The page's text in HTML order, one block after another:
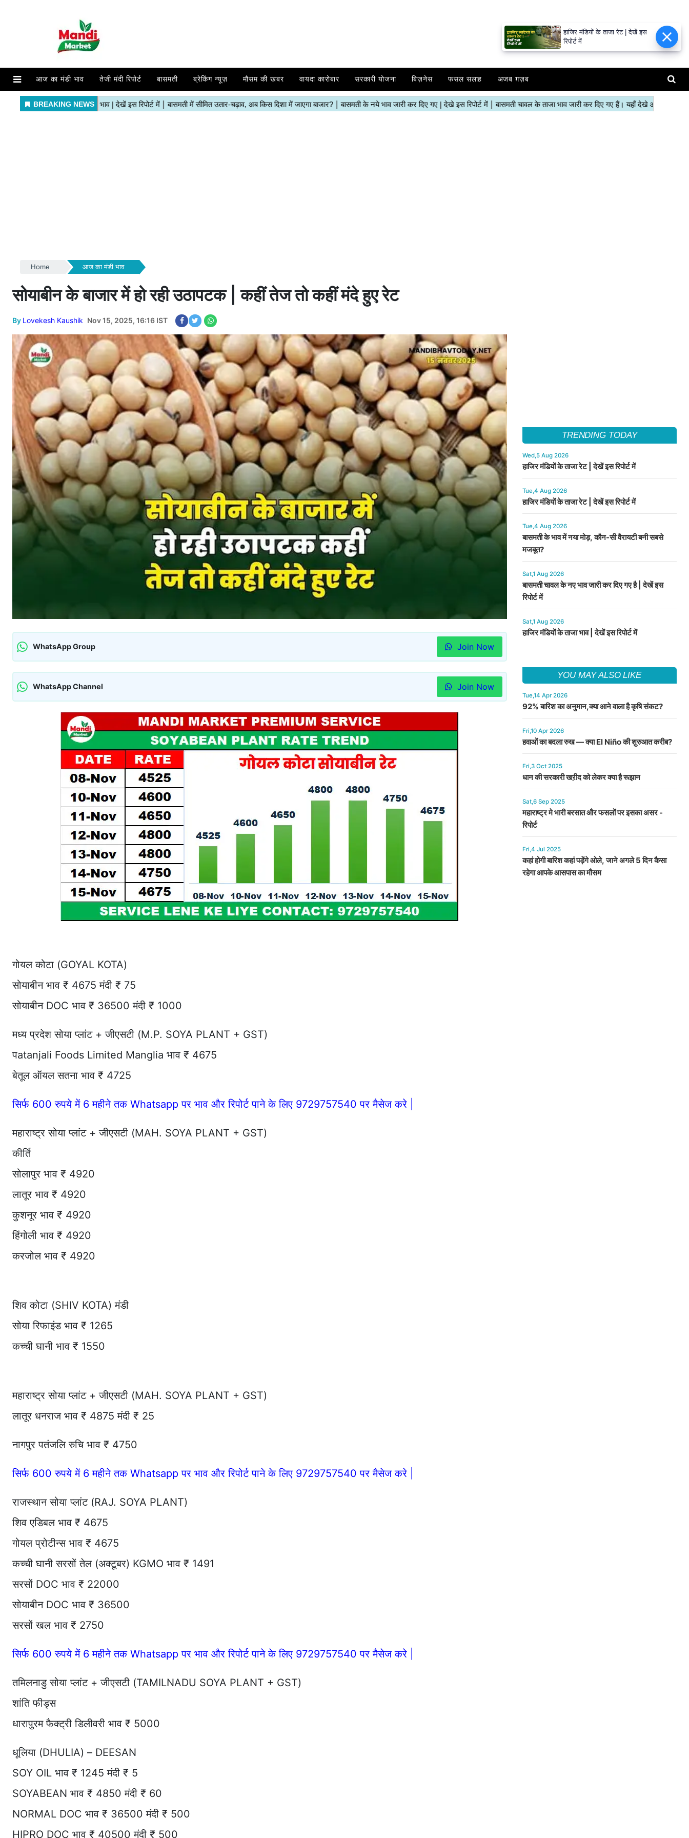
आज का मंडी भाव तेजी मंदी रिपोर्ट बासमती ब्रेकिंग न्यूज़ मौसम की खबर वायदा कारोबार सरकारी योजना बिज़नेस फसल सलाह अजब ग़ज़ब
Home आज का मंडी भाव
सोयाबीन के बाजार में हो रही उठापटक | कहीं तेज तो कहीं मंदे हुए रेट
By Lovekesh Kaushik Nov 15, 2025, 16:16 IST
WhatsApp Group Join Now
WhatsApp Channel Join Now
गोयल कोटा (GOYAL KOTA)
सोयाबीन भाव ₹ 4675 मंदी ₹ 75
सोयाबीन DOC भाव ₹ 36500 मंदी ₹ 1000
मध्य प्रदेश सोया प्लांट + जीएसटी (M.P. SOYA PLANT + GST)
पatanjali Foods Limited Manglia भाव ₹ 4675
बेतूल ऑयल सतना भाव ₹ 4725
सिर्फ 600 रुपये में 6 महीने तक Whatsapp पर भाव और रिपोर्ट पाने के लिए 9729757540 पर मैसेज करे |
महाराष्ट्र सोया प्लांट + जीएसटी (MAH. SOYA PLANT + GST)
कीर्ति
सोलापुर भाव ₹ 4920
लातूर भाव ₹ 4920
कुशनूर भाव ₹ 4920
हिंगोली भाव ₹ 4920
करजोल भाव ₹ 4920
शिव कोटा (SHIV KOTA) मंडी
सोया रिफाइंड भाव ₹ 1265
कच्ची घानी भाव ₹ 1550
महाराष्ट्र सोया प्लांट + जीएसटी (MAH. SOYA PLANT + GST)
लातूर धनराज भाव ₹ 4875 मंदी ₹ 25
नागपुर पतंजलि रुचि भाव ₹ 4750
सिर्फ 600 रुपये में 6 महीने तक Whatsapp पर भाव और रिपोर्ट पाने के लिए 9729757540 पर मैसेज करे |
राजस्थान सोया प्लांट (RAJ. SOYA PLANT)
शिव एडिबल भाव ₹ 4675
गोयल प्रोटीन्स भाव ₹ 4675
कच्ची घानी सरसों तेल (अक्टूबर) KGMO भाव ₹ 1491
सरसों DOC भाव ₹ 22000
सोयाबीन DOC भाव ₹ 36500
सरसों खल भाव ₹ 2750
सिर्फ 600 रुपये में 6 महीने तक Whatsapp पर भाव और रिपोर्ट पाने के लिए 9729757540 पर मैसेज करे |
तमिलनाडु सोया प्लांट + जीएसटी (TAMILNADU SOYA PLANT + GST)
शांति फीड्स
धारापुरम फैक्ट्री डिलीवरी भाव ₹ 5000
धूलिया (DHULIA) – DEESAN
SOY OIL भाव ₹ 1245 मंदी ₹ 5
SOYABEAN भाव ₹ 4850 मंदी ₹ 60
NORMAL DOC भाव ₹ 36500 मंदी ₹ 500
HIPRO DOC भाव ₹ 40500 मंदी ₹ 500
TRENDING TODAY
Wed,5 Aug 2026
हाजिर मंडियों के ताजा रेट | देखें इस रिपोर्ट में
Tue,4 Aug 2026
हाजिर मंडियों के ताजा रेट | देखें इस रिपोर्ट में
Tue,4 Aug 2026
बासमती के भाव में नया मोड़, कौन-सी वैरायटी बनी सबसे
मजबूत?
Sat,1 Aug 2026
बासमती चावल के नए भाव जारी कर दिए गए है | देखें इस
रिपोर्ट में
Sat,1 Aug 2026
हाजिर मंडियों के ताजा भाव | देखें इस रिपोर्ट में
YOU MAY ALSO LIKE
Tue,14 Apr 2026
92% बारिश का अनुमान,क्या आने वाला है कृषि संकट?
Fri,10 Apr 2026
हवाओं का बदला रुख — क्या El Niño की शुरुआत करीब?
Fri,3 Oct 2025
धान की सरकारी खऱीद को लेकर क्या है रूझान
Sat,6 Sep 2025
महाराष्ट्र मे भारी बरसात और फसलों पर इसका असर -
रिपोर्ट
Fri,4 Jul 2025
कहां होगी बारिश कहां पड़ेंगे ओले, जाने अगले 5 दिन कैसा
रहेगा आपके आसपास का मौसम
हाजिर मंडियों के ताजा रेट | देखें इस
रिपोर्ट में